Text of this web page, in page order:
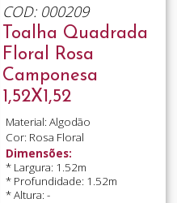
COD: 000209
Toalha Quadrada
Floral Rosa
Camponesa
1,52X1,52
Material: Algodão
Cor: Rosa Floral
Dimensões:
* Largura: 1.52m
* Profundidade: 1.52m
* Altura: -